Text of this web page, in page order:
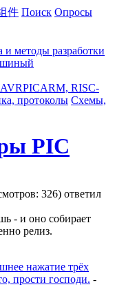
件 Поиск Опросы
и методы разработки
AVRPICARM, RISC-
протоколы Схемы,
PIC
326) ответил
- и оно собирает
релиз.
нажатие трёх
прости господи. -